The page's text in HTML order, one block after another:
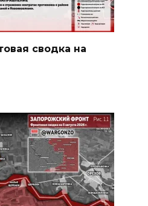
сводка на